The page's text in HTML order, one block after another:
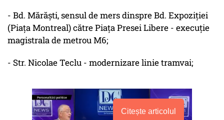
- Bd. Mărăşti, sensul de mers dinspre Bd. Expoziţiei
(Piaţa Montreal) către Piaţa Presei Libere - execuţie
magistrala de metrou M6;
- Str. Nicolae Teclu - modernizare linie tramvai;
Citește articolul